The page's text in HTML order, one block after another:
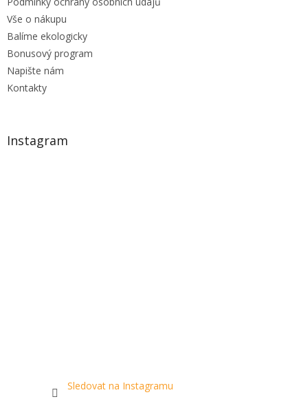
Vše o nákupu
Balíme ekologicky
Bonusový program
Napište nám
Kontakty
Instagram
Sledovat na Instagramu